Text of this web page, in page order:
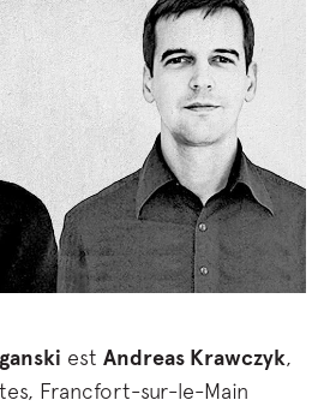
est Andreas Krawczyk,
Francfort-sur-le-Main